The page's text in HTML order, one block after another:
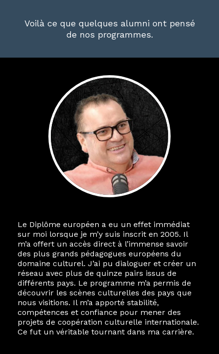
Voilà ce que quelques alumni ont pensé
de nos programmes.
Le Diplôme européen a eu un effet immédiat
sur moi lorsque je m’y suis inscrit en 2005. Il
m’a offert un accès direct à l’immense savoir
des plus grands pédagogues européens du
domaine culturel. J’ai pu dialoguer et créer un
réseau avec plus de quinze pairs issus de
différents pays. Le programme m’a permis de
découvrir les scènes culturelles des pays que
nous visitions. Il m’a apporté stabilité,
compétences et confiance pour mener des
projets de coopération culturelle internationale.
Ce fut un véritable tournant dans ma carrière.